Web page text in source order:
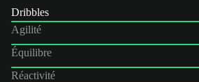
Dribbles
Agilité
Équilibre
Réactivité